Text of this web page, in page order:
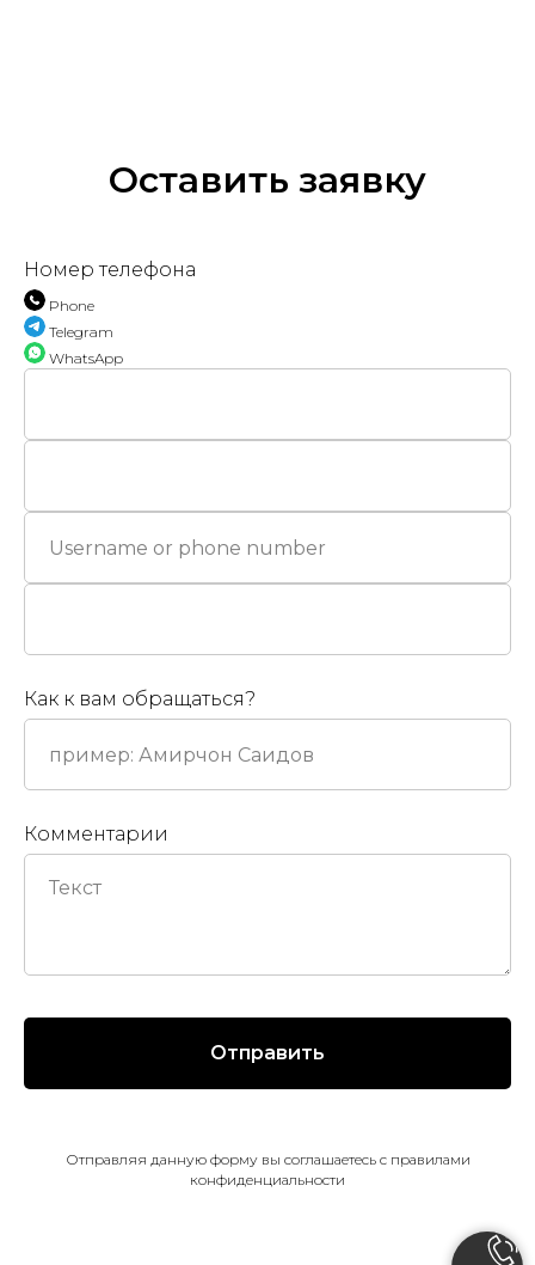
Оставить заявку
Номер телефона
Phone
Telegram
WhatsApp
Как к вам обращаться?
Комментарии
Отправить
Отправляя данную форму вы соглашаетесь с правилами
конфиденциальности